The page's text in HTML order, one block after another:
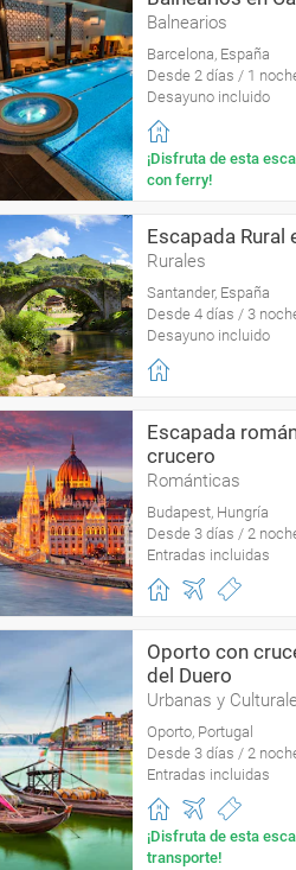
Balnearios
Barcelona, España
Desde 2 días / 1
Desayuno incluido
¡Disfruta de esta
con ferry!
Escapada Rural
Rurales
Santander, España
Desde 4 días / 3
Desayuno incluido
Escapada
crucero
Románticas
Budapest, Hungría
Desde 3 días / 2
Entradas incluidas
Oporto con
del Duero
Urbanas y
Oporto, Portugal
Desde 3 días / 2
Entradas incluidas
¡Disfruta de esta
transporte!